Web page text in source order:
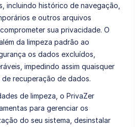
incluindo histórico de navegação,
e outros arquivos
sua privacidade. O
da limpeza padrão ao
os dados excluídos,
impedindo assim quaisquer
recuperação de dados.
de limpeza, o PrivaZer
para gerenciar os
do seu sistema, desinstalar